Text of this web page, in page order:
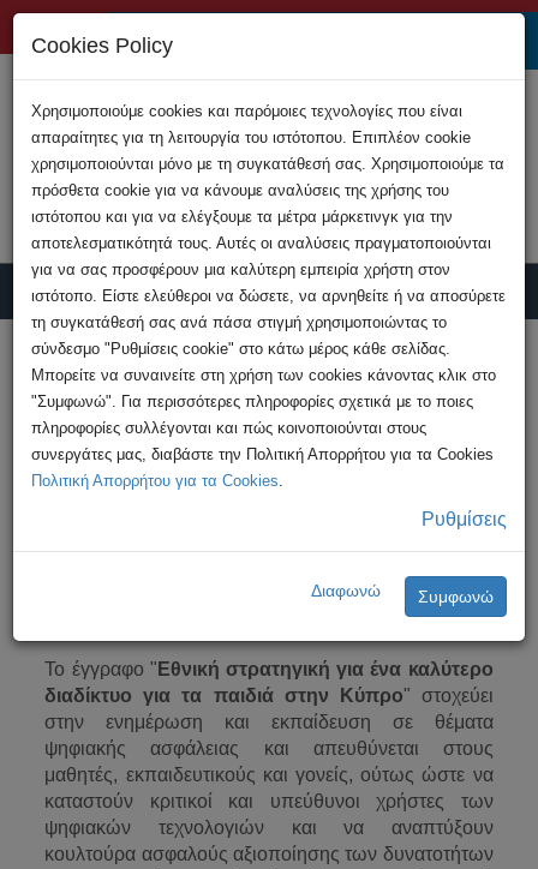
Υποβολή Καταγγελίας
HOME Έγγραφο Εθνικής Στρατηγικής
Έγγραφο Εθνικής Στρατηγικής
Το έγγραφο " Εθνική στρατηγική για ένα καλύτερο
διαδίκτυο για τα παιδιά στην Κύπρο" στοχεύει
στην ενημέρωση και εκπαίδευση σε θέματα
ψηφιακής ασφάλειας και απευθύνεται στους
μαθητές, εκπαιδευτικούς και γονείς, ούτως ώστε να
καταστούν κριτικοί και υπεύθυνοι χρήστες των
ψηφιακών τεχνολογιών και να αναπτύξουν
κουλτούρα ασφαλούς αξιοποίησης των δυνατοτήτων
Cookies Policy
Χρησιμοποιούμε cookies και παρόμοιες τεχνολογίες που είναι
απαραίτητες για τη λειτουργία του ιστότοπου. Επιπλέον cookie
χρησιμοποιούνται μόνο με τη συγκατάθεσή σας. Χρησιμοποιούμε τα
πρόσθετα cookie για να κάνουμε αναλύσεις της χρήσης του
ιστότοπου και για να ελέγξουμε τα μέτρα μάρκετινγκ για την
αποτελεσματικότητά τους. Αυτές οι αναλύσεις πραγματοποιούνται
για να σας προσφέρουν μια καλύτερη εμπειρία χρήστη στον
ιστότοπο. Είστε ελεύθεροι να δώσετε, να αρνηθείτε ή να αποσύρετε
τη συγκατάθεσή σας ανά πάσα στιγμή χρησιμοποιώντας το
σύνδεσμο "Ρυθμίσεις cookie" στο κάτω μέρος κάθε σελίδας.
Μπορείτε να συναινείτε στη χρήση των cookies κάνοντας κλικ στο
"Συμφωνώ". Για περισσότερες πληροφορίες σχετικά με το ποιες
πληροφορίες συλλέγονται και πώς κοινοποιούνται στους
συνεργάτες μας, διαβάστε την Πολιτική Απορρήτου για τα Cookies
Πολιτική Απορρήτου για τα Cookies.
Ρυθμίσεις
Διαφωνώ Συμφωνώ